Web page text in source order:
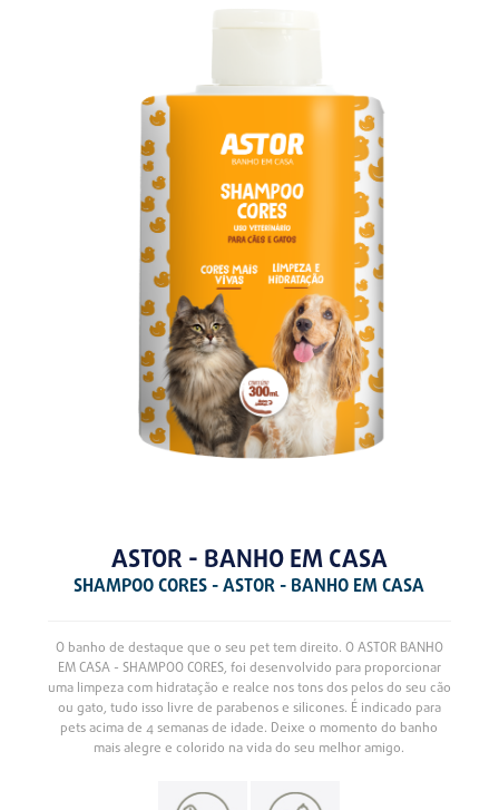
ASTOR - BANHO EM CASA
SHAMPOO CORES - ASTOR - BANHO EM CASA
O banho de destaque que o seu pet tem direito. O ASTOR BANHO
EM CASA - SHAMPOO CORES, foi desenvolvido para proporcionar
uma limpeza com hidratação e realce nos tons dos pelos do seu cão
ou gato, tudo isso livre de parabenos e silicones. É indicado para
pets acima de 4 semanas de idade. Deixe o momento do banho
mais alegre e colorido na vida do seu melhor amigo.